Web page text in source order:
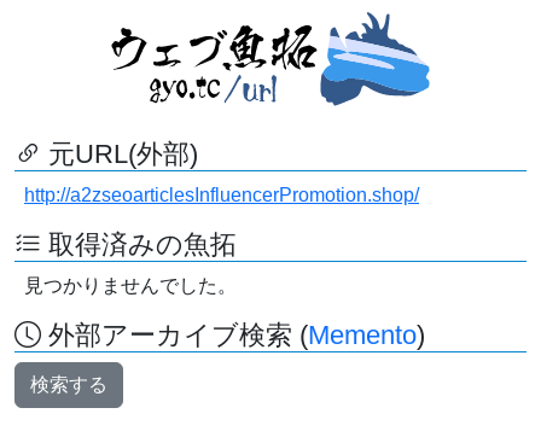
元URL(外部)
http://a2zseoarticlesInfluencerPromotion.shop/
取得済みの魚拓
見つかりませんでした。
外部アーカイブ検索 (Memento)
検索する